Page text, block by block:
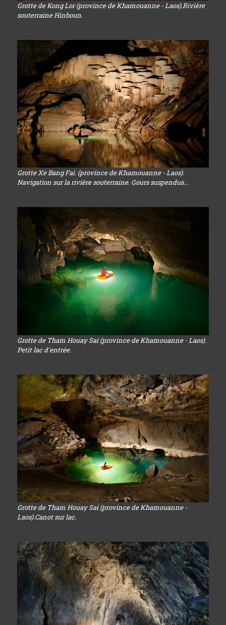
Grotte de Kong Lor (province de Khamouanne - Laos).Rivière
souterraine Hinboun.
Grotte Xe Bang Fai. (province de Khamouanne - Laos).
Navigation sur la rivière souterraine. Gours suspendus...
Grotte de Tham Houay Sai (province de Khamouanne - Laos).
Petit lac d'entrée.
Grotte de Tham Houay Sai (province de Khamouanne -
Laos).Canot sur lac.